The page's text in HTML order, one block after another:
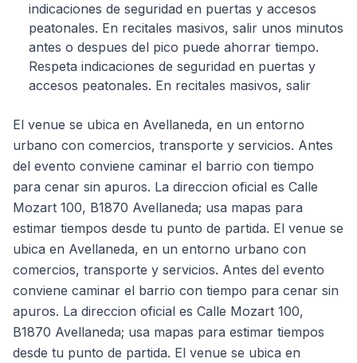
indicaciones de seguridad en puertas y accesos
peatonales. En recitales masivos, salir unos minutos
antes o despues del pico puede ahorrar tiempo.
Respeta indicaciones de seguridad en puertas y
accesos peatonales. En recitales masivos, salir
El venue se ubica en Avellaneda, en un entorno
urbano con comercios, transporte y servicios. Antes
del evento conviene caminar el barrio con tiempo
para cenar sin apuros. La direccion oficial es Calle
Mozart 100, B1870 Avellaneda; usa mapas para
estimar tiempos desde tu punto de partida. El venue se
ubica en Avellaneda, en un entorno urbano con
comercios, transporte y servicios. Antes del evento
conviene caminar el barrio con tiempo para cenar sin
apuros. La direccion oficial es Calle Mozart 100,
B1870 Avellaneda; usa mapas para estimar tiempos
desde tu punto de partida. El venue se ubica en